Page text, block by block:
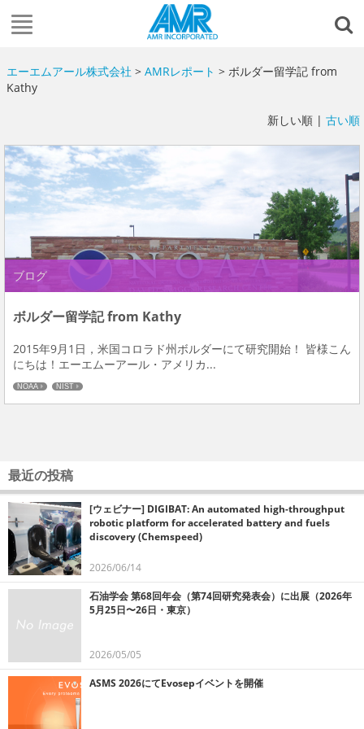
エーエムアール株式会社 > AMRレポート > ボルダー留学記 from
Kathy
新しい順 | 古い順
ブログ
ボルダー留学記 from Kathy
2015年9月1日，米国コロラド州ボルダーにて研究開始！ 皆様こん
にちは！エーエムーアール・アメリカ...
NOAA NIST
最近の投稿
[ウェビナー] DIGIBAT: An automated high-throughput
robotic platform for accelerated battery and fuels
discovery (Chemspeed)
2026/06/14
石油学会 第68回年会（第74回研究発表会）に出展（2026年
5月25日〜26日・東京）
2026/05/05
ASMS 2026にてEvosepイベントを開催